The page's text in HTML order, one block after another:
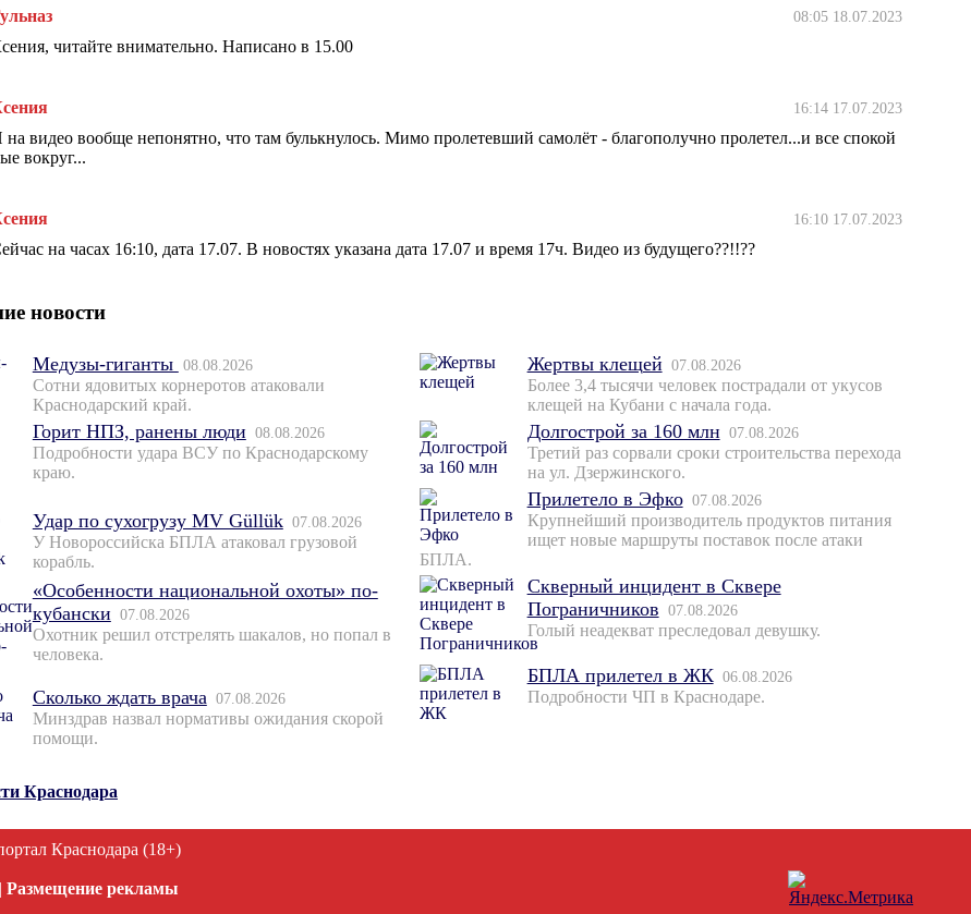
08:05 18.07.2023
читайте внимательно. Написано в 15.00
16:14 17.07.2023
на видео вообще непонятно, что там булькнулось. Мимо пролетевший самолёт - благополучно пролетел...и все спокой
вокруг...
16:10 17.07.2023
на часах 16:10, дата 17.07. В новостях указана дата 17.07 и время 17ч. Видео из будущего??!!??
новости
Медузы-гиганты 08.08.2026
Сотни ядовитых корнеротов атаковали
Краснодарский край.
Горит НПЗ, ранены люди 08.08.2026
Подробности удара ВСУ по Краснодарскому
краю.
Удар по сухогрузу MV Güllük 07.08.2026
У Новороссийска БПЛА атаковал грузовой
корабль.
«Особенности национальной охоты» по-
кубански 07.08.2026
Охотник решил отстрелять шакалов, но попал в
человека.
Сколько ждать врача 07.08.2026
Минздрав назвал нормативы ожидания скорой
помощи.
Жертвы клещей 07.08.2026
Более 3,4 тысячи человек пострадали от укусов
клещей на Кубани с начала года.
Долгострой за 160 млн 07.08.2026
Третий раз сорвали сроки строительства перехода
на ул. Дзержинского.
Прилетело в Эфко 07.08.2026
Крупнейший производитель продуктов питания
ищет новые маршруты поставок после атаки
БПЛА.
Скверный инцидент в Сквере
Пограничников 07.08.2026
Голый неадекват преследовал девушку.
БПЛА прилетел в ЖК 06.08.2026
Подробности ЧП в Краснодаре.
Краснодара
Краснодара (18+)
| Размещение рекламы